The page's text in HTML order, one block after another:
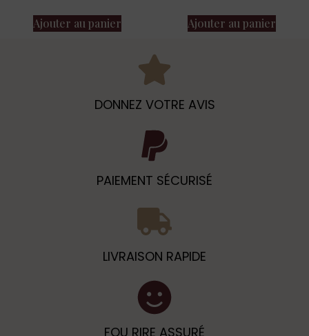
Ajouter au panier Ajouter au panier
DONNEZ VOTRE AVIS
PAIEMENT SÉCURISÉ
LIVRAISON RAPIDE
FOU RIRE ASSURÉ